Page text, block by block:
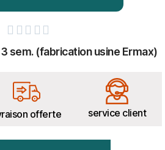
    
sem. (fabrication usine Ermax)
offerte service client